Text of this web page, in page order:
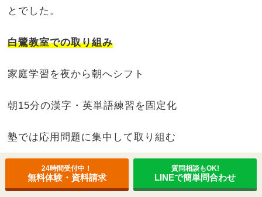
とでした。
白鷺教室での取り組み
家庭学習を夜から朝へシフト
朝15分の漢字・英単語練習を固定化
塾では応用問題に集中して取り組む
国語+12点、英語+14点アップ🌟
24時間受付中！
無料体験・資料請求
質問相談もOK!
LINEで簡単問合わせ